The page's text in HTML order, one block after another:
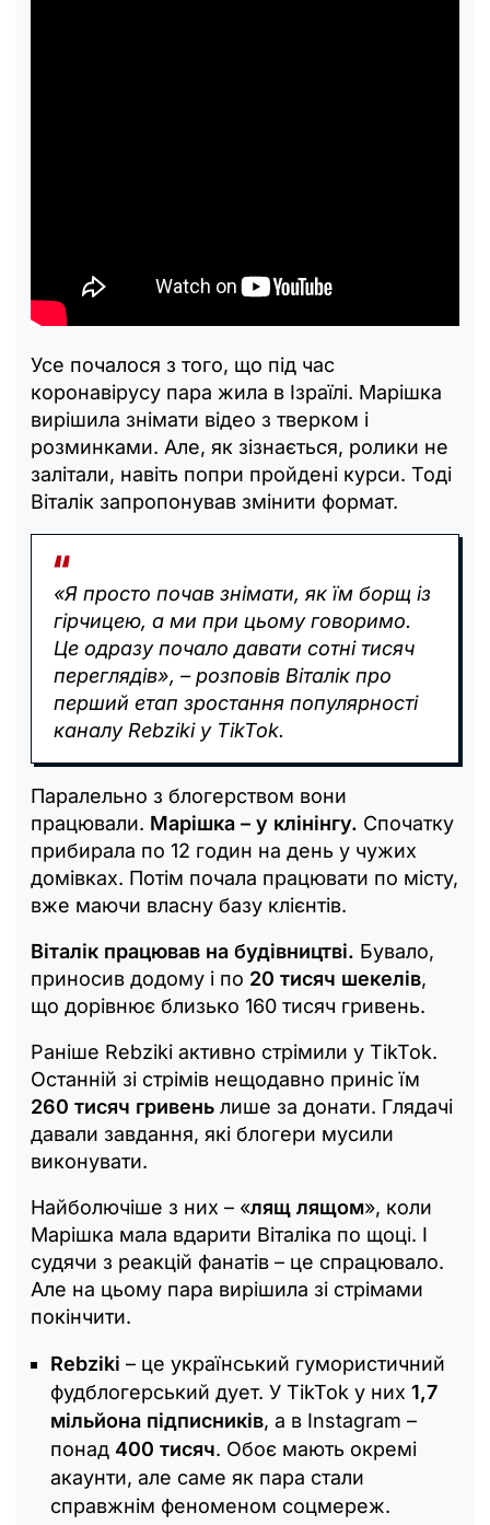
Усе почалося з того, що під час
коронавірусу пара жила в Ізраїлі. Марішка
вирішила знімати відео з тверком і
розминками. Але, як зізнається, ролики не
залітали, навіть попри пройдені курси. Тоді
Віталік запропонував змінити формат.
«Я просто почав знімати, як їм борщ із
гірчицею, а ми при цьому говоримо.
Це одразу почало давати сотні тисяч
переглядів», – розповів Віталік про
перший етап зростання популярності
каналу Rebziki у TikTok.
Паралельно з блогерством вони
працювали. Марішка – у клінінгу. Спочатку
прибирала по 12 годин на день у чужих
домівках. Потім почала працювати по місту,
вже маючи власну базу клієнтів.
Віталік працював на будівництві. Бувало,
приносив додому і по 20 тисяч шекелів,
що дорівнює близько 160 тисяч гривень.
Раніше Rebziki активно стрімили у TikTok.
Останній зі стрімів нещодавно приніс їм
260 тисяч гривень лише за донати. Глядачі
давали завдання, які блогери мусили
виконувати.
Найболючіше з них – «лящ лящом», коли
Марішка мала вдарити Віталіка по щоці. І
судячи з реакцій фанатів – це спрацювало.
Але на цьому пара вирішила зі стрімами
покінчити.
Rebziki – це український гумористичний
фудблогерський дует. У TikTok у них 1,7
мільйона підписників, а в Instagram –
понад 400 тисяч. Обоє мають окремі
акаунти, але саме як пара стали
справжнім феноменом соцмереж.